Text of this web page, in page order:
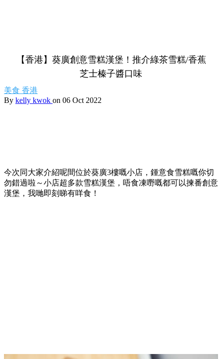
【香港】葵廣創意雪糕漢堡！推介綠茶雪糕/香蕉
芝士榛子醬口味
美食 香港
By kelly kwok on 06 Oct 2022
今次同大家介紹呢間位於葵廣3樓嘅小店，鍾意食雪糕嘅你切
勿錯過啦～小店超多款雪糕漢堡，唔食凍嘢嘅都可以揀番創意
漢堡，我哋即刻睇有咩食！